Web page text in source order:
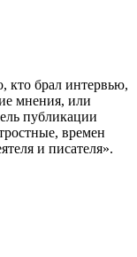
кто брал интервью,
мнения, или
публикации
времен
и писателя».